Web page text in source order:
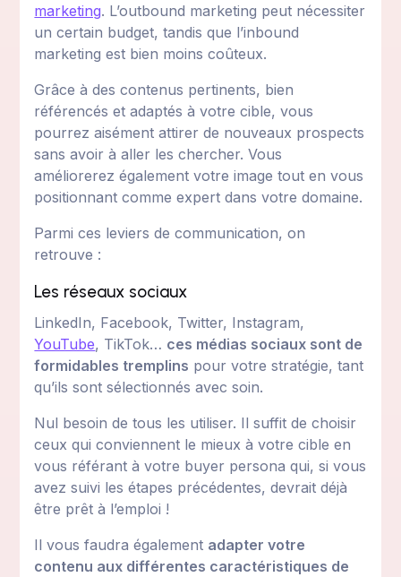
marketing. L’outbound marketing peut nécessiter
un certain budget, tandis que l’inbound
marketing est bien moins coûteux.
Grâce à des contenus pertinents, bien
référencés et adaptés à votre cible, vous
pourrez aisément attirer de nouveaux prospects
sans avoir à aller les chercher. Vous
améliorerez également votre image tout en vous
positionnant comme expert dans votre domaine.
Parmi ces leviers de communication, on
retrouve :
Les réseaux sociaux
LinkedIn, Facebook, Twitter, Instagram,
YouTube, TikTok… ces médias sociaux sont de
formidables tremplins pour votre stratégie, tant
qu’ils sont sélectionnés avec soin.
Nul besoin de tous les utiliser. Il suffit de choisir
ceux qui conviennent le mieux à votre cible en
vous référant à votre buyer persona qui, si vous
avez suivi les étapes précédentes, devrait déjà
être prêt à l’emploi !
Il vous faudra également adapter votre
contenu aux différentes caractéristiques de